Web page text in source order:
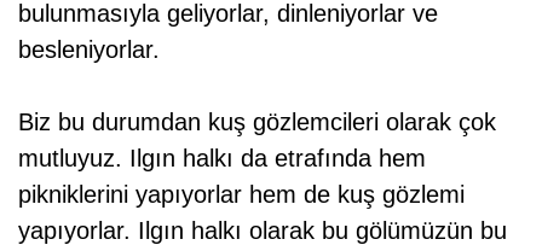
bulunmasıyla geliyorlar, dinleniyorlar ve
besleniyorlar.
Biz bu durumdan kuş gözlemcileri olarak çok
mutluyuz. Ilgın halkı da etrafında hem
pikniklerini yapıyorlar hem de kuş gözlemi
yapıyorlar. Ilgın halkı olarak bu gölümüzün bu